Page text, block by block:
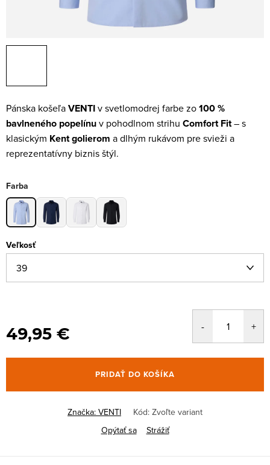
Pánska košeľaVENTIv svetlomodrej farbe zo100 %
bavlneného popelínuv pohodlnom strihu Comfort Fit– s
klasickým Kent golierom a dlhým rukávom pre svieži a
reprezentatívny biznis štýl.
Farba
Veľkosť
49,95 €
PRIDAŤ DO KOŠÍKA
Značka: VENTI Kód: Zvoľte variant
Opýtať sa
Strážiť